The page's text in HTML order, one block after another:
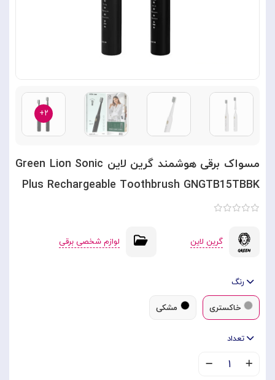
۲+
مسواک برقی هوشمند گرین لاین Green Lion Sonic
Plus Rechargeable Toothbrush GNGTB15TBBK
گرین لاین لوازم شخصی برقی
رنگ
خاکستری مشکی
تعداد
۱